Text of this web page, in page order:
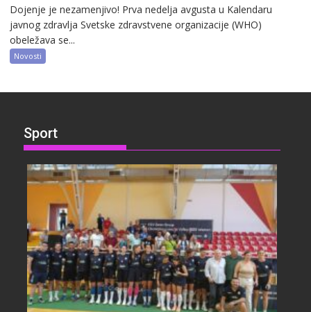
Dojenje je nezamenjivo! Prva nedelja avgusta u Kalendaru
javnog zdravlja Svetske zdravstvene organizacije (WHO)
obeležava se...
Novosti
Sport